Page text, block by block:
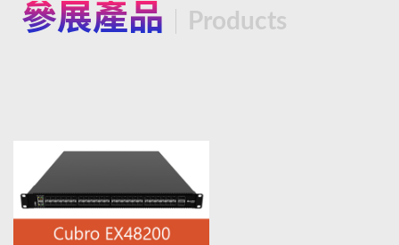
參展產品 Products